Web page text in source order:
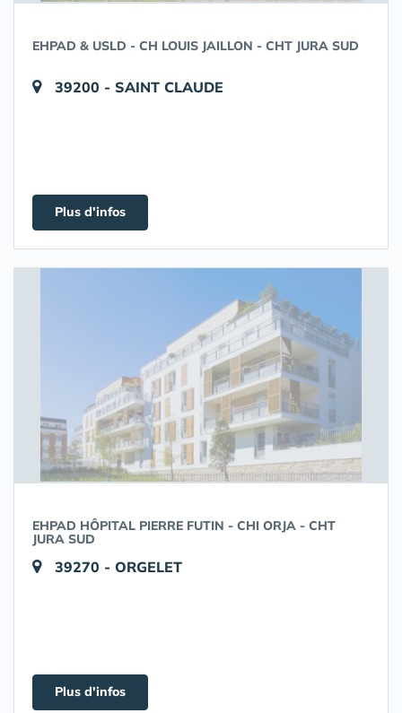
EHPAD & USLD - CH LOUIS JAILLON - CHT JURA SUD
39200 - SAINT CLAUDE
Plus d'infos
EHPAD HÔPITAL PIERRE FUTIN - CHI ORJA - CHT
JURA SUD
39270 - ORGELET
Plus d'infos